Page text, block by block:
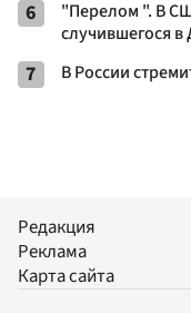
6
"Перелом ". В
случившегося в
7 В России
Редакция
Реклама
Карта сайта